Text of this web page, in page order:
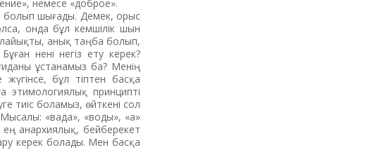
немесе «доброе».
болып шығады. Демек, орыс
онда бұл кемшілік шын
лайықты, анық таңба болып,
нені негіз ету керек?
ұстанамыз ба? Менің
бұл тіптен басқа
этимологиялық принципті
тиіс боламыз, өйткені сол
«вада», «воды», «а»
анархиялық, бейберекет
керек болады. Мен басқа